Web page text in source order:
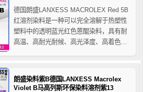
德国朗盛LANXESS MACROLEX Red 5B
红溶剂染料是一种可以完全溶解于热塑性
塑料中的透明蓝光红色蒽醌染料，具有耐
高温、高耐光耐候、高光泽度、高着色力
SAN、PMMA、PC、PVC-U、PPO、
PET、PA6/PA6.6、ABS和ABS...
朗盛染料紫B德国LANXESS Macrolex
Violet B马高列斯环保染料溶剂紫13